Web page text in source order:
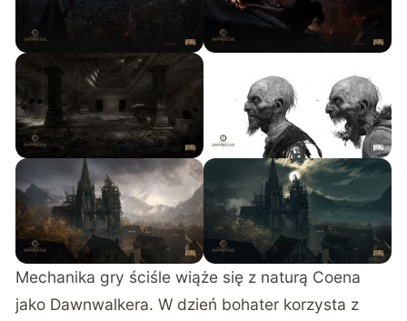
Mechanika gry ściśle wiąże się z naturą Coena
jako Dawnwalkera. W dzień bohater korzysta z